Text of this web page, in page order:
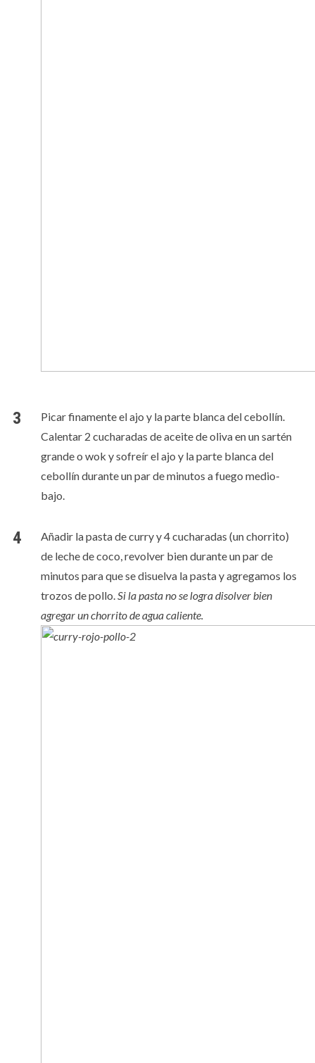
Picar finamente el ajo y la parte blanca del cebollín.
Calentar 2 cucharadas de aceite de oliva en un sartén
grande o wok y sofreír el ajo y la parte blanca del
cebollín durante un par de minutos a fuego medio-
bajo.
Añadir la pasta de curry y 4 cucharadas (un chorrito)
de leche de coco, revolver bien durante un par de
minutos para que se disuelva la pasta y agregamos los
trozos de pollo.Si la pasta no se logra disolver bien
agregar un chorrito de agua caliente.